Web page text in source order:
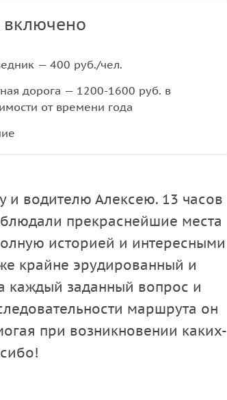
включено
— 400 руб./чел.
дорога — 1200-1600 руб. в
от времени года
и водителю Алексею. 13 часов
прекраснейшие места
историей и интересными
крайне эрудированный и
каждый заданный вопрос и
маршрута он
при возникновении каких-